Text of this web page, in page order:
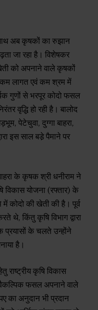
अब कृषकों का रुझान
जा रहा है। विशेषकर
को अपनाने वाले कृषकों
कम लागत एवं कम श्रम में
गुणों से भरपूर कोदो फसल
वृद्धि हो रही है। बालोद
पेटेचुवा, दुग्गा बाहरा,
इस साल बडे़ पैमाने पर
के कृषक श्री धनीराम ने
विकास योजना (रफ्तार) के
कोदो की खेती की है। पूर्व
थे, किंतु कृषि विभाग द्वारा
प्रयासों के चलते उन्होंने
है।
राष्ट्रीय कृषि विकास
फसल अपनाने वाले
का अनुदान भी प्रदान